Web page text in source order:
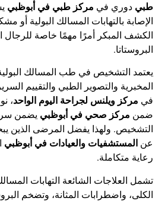
طبي دوري في مركز طبي في أبوظبي
الإصابة بالتهابات المسالك البولية أو
الكشف المبكر أمرًا مهمًا خاصة
البروستاتا.
يعتمد التشخيص في طب المسالك
المخبرية والتصوير الطبي والتقييم
في مركز ويلنس لجراحة اليوم الواحد،
ضمن مركز صحي في أبوظبي يضمن
التشخيص. ولهذا يفضل المرضى الذين
عن المستشفيات والعيادات في أبوظبي
رعاية متكاملة.
تشمل العلاجات الشائعة التهابات
الكلى، واضطرابات المثانة، وتضخم